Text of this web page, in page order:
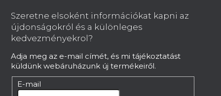
Szeretne elsoként információkat kapni az
újdonságokról és a különleges
kedvezményekrol?
Adja meg az e-mail címét, és mi tájékoztatást
küldünk webáruházunk új termékeiről.
E-mail